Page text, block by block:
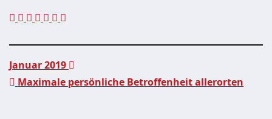
Januar 2019
Maximale persönliche Betroffenheit allerorten